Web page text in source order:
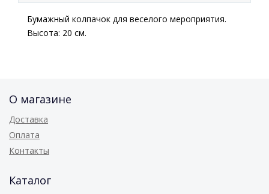
Бумажный колпачок для веселого мероприятия.
Высота: 20 см.
О магазине
Доставка
Оплата
Контакты
Каталог